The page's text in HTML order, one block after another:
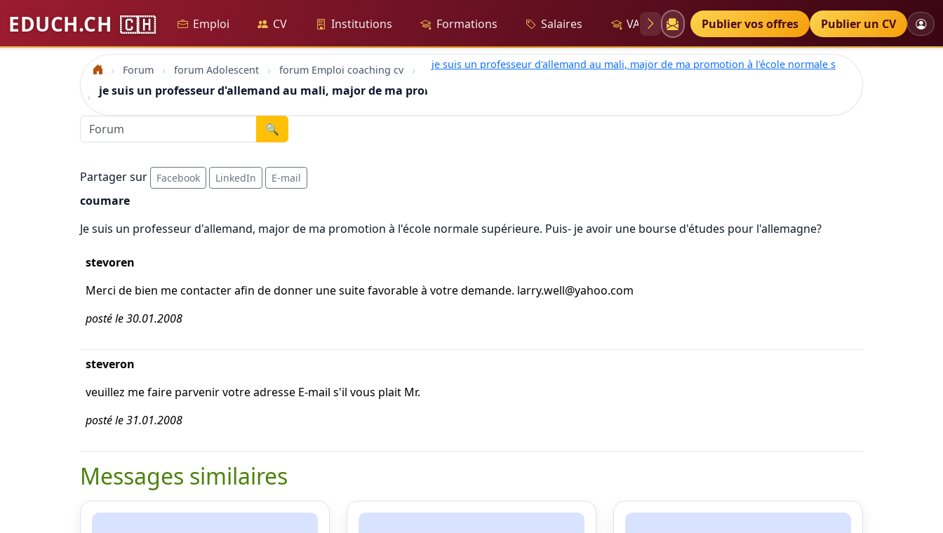
EDUCH.CH 🇨🇭 Emploi CV Institutions Formations Salaires VAE Diplômes Petites annonces
Publier vos offres Publier un CV
Accueil Forum forum Adolescent forum Emploi coaching cv je suis un professeur d'allemand au mali, major de ma promotion à l'école normale s
je suis un professeur d'allemand au mali, major de ma promotion à l'école normale s
🔍
Partager sur Facebook LinkedIn E-mail
coumare
Je suis un professeur d'allemand, major de ma promotion à l'école normale supérieure. Puis- je avoir une bourse d'études pour l'allemagne?
stevoren
Merci de bien me contacter afin de donner une suite favorable à votre demande. larry.well@yahoo.com
posté le 30.01.2008
steveron
veuillez me faire parvenir votre adresse E-mail s'il vous plait Mr.
posté le 31.01.2008
Messages similaires